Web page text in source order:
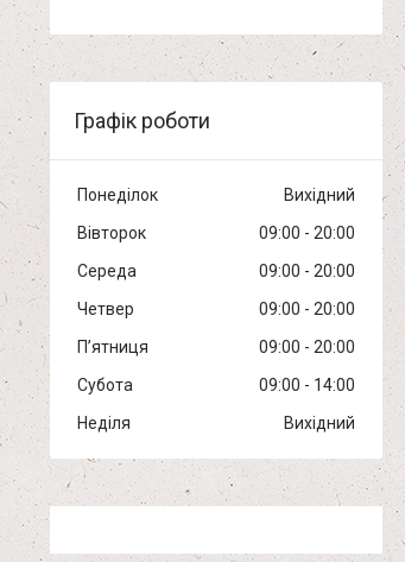
Графік роботи
Понеділок
Вихідний
Вівторок
09:00
20:00
Середа
09:00
20:00
Четвер
09:00
20:00
Пʼятниця
09:00
20:00
Субота
09:00
14:00
Неділя
Вихідний